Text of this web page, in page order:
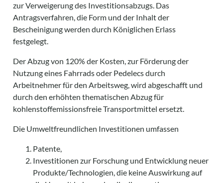
zur Verweigerung des Investitionsabzugs. Das
Antragsverfahren, die Form und der Inhalt der
Bescheinigung werden durch Königlichen Erlass
festgelegt.
Der Abzug von 120% der Kosten, zur Förderung der
Nutzung eines Fahrrads oder Pedelecs durch
Arbeitnehmer für den Arbeitsweg, wird abgeschafft und
durch den erhöhten thematischen Abzug für
kohlenstoffemissionsfreie Transportmittel ersetzt.
Die Umweltfreundlichen Investitionen umfassen
Patente,
Investitionen zur Forschung und Entwicklung neuer
Produkte/Technologien, die keine Auswirkung auf